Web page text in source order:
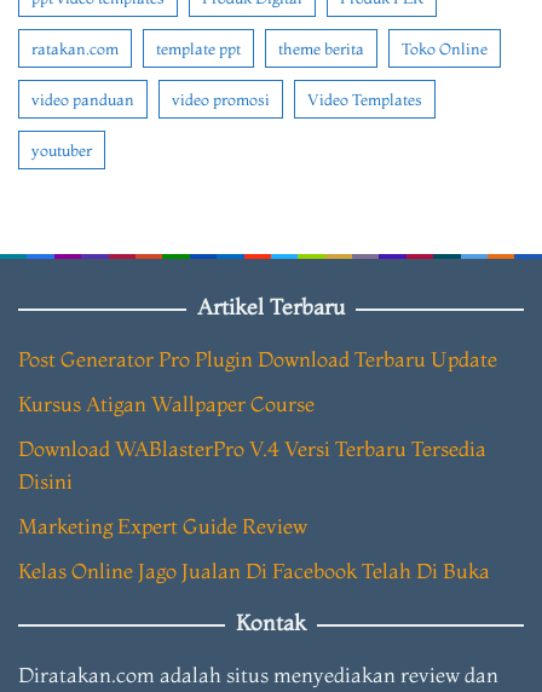
ratakan.com template ppt theme berita Toko Online
video panduan video promosi Video Templates
youtuber
Artikel Terbaru
Post Generator Pro Plugin Download Terbaru Update
Kursus Atigan Wallpaper Course
Download WABlasterPro V.4 Versi Terbaru Tersedia
Disini
Marketing Expert Guide Review
Kelas Online Jago Jualan Di Facebook Telah Di Buka
Kontak
Diratakan.com adalah situs menyediakan review dan